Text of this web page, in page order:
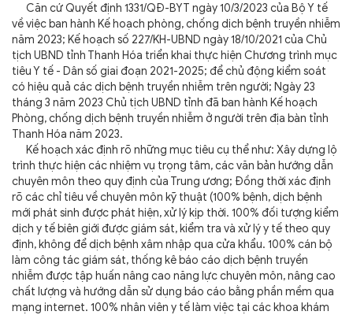
Căn cứ Quyết định 1331/QĐ-BYT ngày 10/3/2023 của Bộ Y tế
về việc ban hành Kế hoạch phòng, chống dịch bệnh truyền nhiễm
năm 2023; Kế hoạch số 227/KH-UBND ngày 18/10/2021 của Chủ
tịch UBND tỉnh Thanh Hóa triển khai thực hiện Chương trình mục
tiêu Y tế - Dân số giai đoạn 2021-2025; để chủ động kiểm soát
có hiệu quả các dịch bệnh truyền nhiễm trên người; Ngày 23
tháng 3 năm 2023 Chủ tịch UBND tỉnh đã ban hành Kế hoạch
Phòng, chống dịch bệnh truyền nhiễm ở người trên địa bàn tỉnh
Thanh Hóa năm 2023.
Kế hoạch xác định rõ những mục tiêu cụ thể như: Xây dựng lộ
trình thực hiện các nhiệm vụ trọng tâm, các văn bản hướng dẫn
chuyên môn theo quy định của Trung ương; Đồng thời xác định
rõ các chỉ tiêu về chuyên môn kỹ thuật (100% bệnh, dịch bệnh
mới phát sinh được phát hiện, xử lý kịp thời. 100% đối tượng kiểm
dịch y tế biên giới được giám sát, kiểm tra và xử lý y tế theo quy
định, không để dịch bệnh xâm nhập qua cửa khẩu. 100% cán bộ
làm công tác giám sát, thống kê báo cáo dịch bệnh truyền
nhiễm được tập huấn nâng cao năng lực chuyên môn, nâng cao
chất lượng và hướng dẫn sử dụng báo cáo bằng phần mềm qua
mạng internet. 100% nhân viên y tế làm việc tại các khoa khám